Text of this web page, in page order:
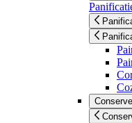
Conserve